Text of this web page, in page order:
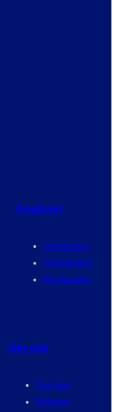
Analyser
Urinanalys
Salivanalys
Blodanalys
Om oss
Om oss
Nyheter